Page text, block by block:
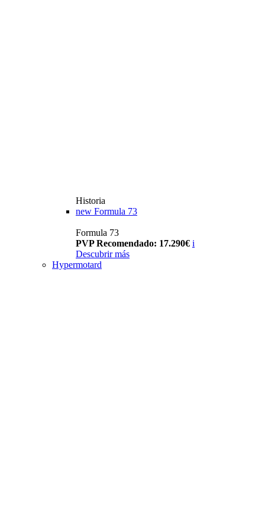
Historia
new Formula 73
Formula 73
PVP Recomendado: 17.290€ i
Descubrir más
Hypermotard